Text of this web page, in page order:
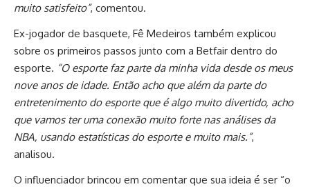
muito satisfeito”, comentou.
Ex-jogador de basquete, Fê Medeiros também explicou
sobre os primeiros passos junto com a Betfair dentro do
esporte. “O esporte faz parte da minha vida desde os meus
nove anos de idade. Então acho que além da parte do
entretenimento do esporte que é algo muito divertido, acho
que vamos ter uma conexão muito forte nas análises da
NBA, usando estatísticas do esporte e muito mais.”,
analisou.
O influenciador brincou em comentar que sua ideia é ser “o